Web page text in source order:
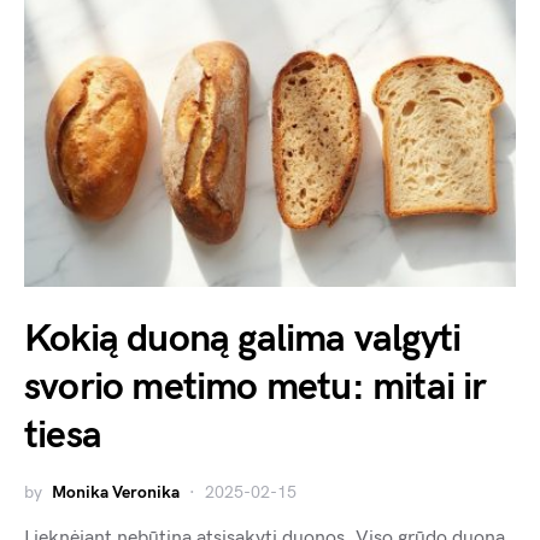
Kokią duoną galima valgyti
svorio metimo metu: mitai ir
tiesa
by Monika Veronika 2025-02-15